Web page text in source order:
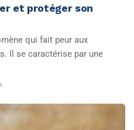
et protéger son
qui fait peur aux
Il se caractérise par une